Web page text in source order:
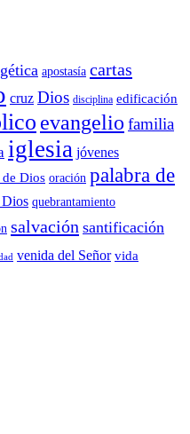
apostasía cartas
cruz Dios disciplina edificación
evangelio familia
iglesia jóvenes
de Dios oración palabra de
quebrantamiento
salvación santificación
venida del Señor vida